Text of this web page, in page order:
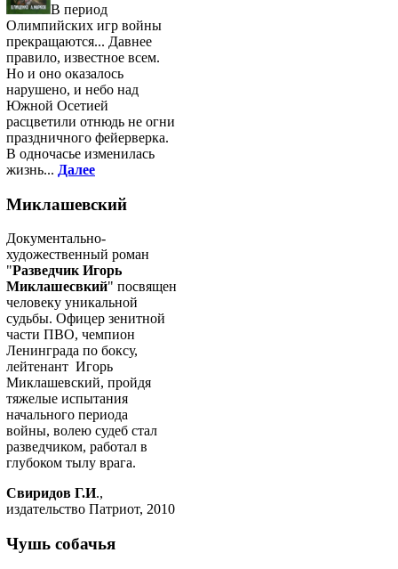
В период
Олимпийских игр войны
прекращаются... Давнее
правило, известное всем.
Но и оно оказалось
нарушено, и небо над
Южной Осетией
расцветили отнюдь не огни
праздничного фейерверка.
В одночасье изменилась
жизнь... Далее
Миклашевский
Документально-
художественный роман
"Разведчик Игорь
Миклашесвкий" посвящен
человеку уникальной
судьбы. Офицер зенитной
части ПВО, чемпион
Ленинграда по боксу,
лейтенант Игорь
Миклашевский, пройдя
тяжелые испытания
начального периода
войны, волею судеб стал
разведчиком, работал в
глубоком тылу врага.
Свиридов Г.И.,
издательство Патриот, 2010
Чушь собачья